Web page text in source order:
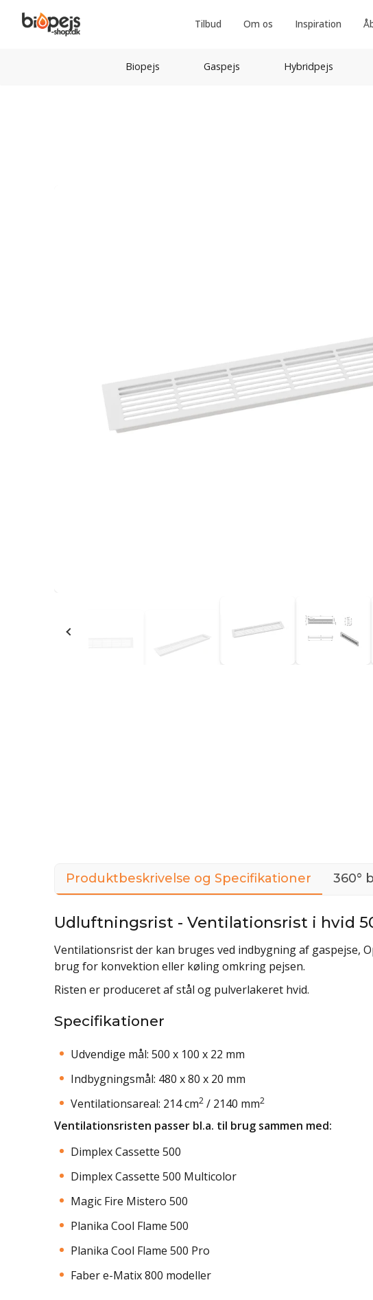
Tilbud Om os Inspiration
Biopejs Gaspejs Hybridpejs
Produktbeskrivelse og Specifikationer 360°
Udluftningsrist - Ventilationsrist i hvid
Ventilationsrist der kan bruges ved indbygning af gaspejse,
brug for konvektion eller køling omkring pejsen.
Risten er produceret af stål og pulverlakeret hvid.
Specifikationer
Udvendige mål: 500 x 100 x 22 mm
Indbygningsmål: 480 x 80 x 20 mm
Ventilationsareal: 214 cm2 / 2140 mm2
Ventilationsristen passer bl.a. til brug sammen med:
Dimplex Cassette 500
Dimplex Cassette 500 Multicolor
Magic Fire Mistero 500
Planika Cool Flame 500
Planika Cool Flame 500 Pro
Faber e-Matix 800 modeller